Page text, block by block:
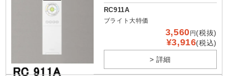
RC911A
ブライト大特価
3,560 円 (税抜)
¥3,916(税込)
> 詳細